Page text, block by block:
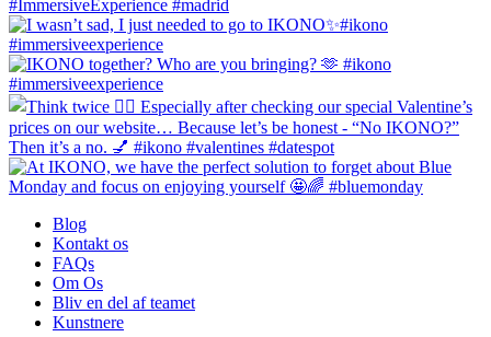
Blog
Kontakt os
FAQs
Om Os
Bliv en del af teamet
Kunstnere